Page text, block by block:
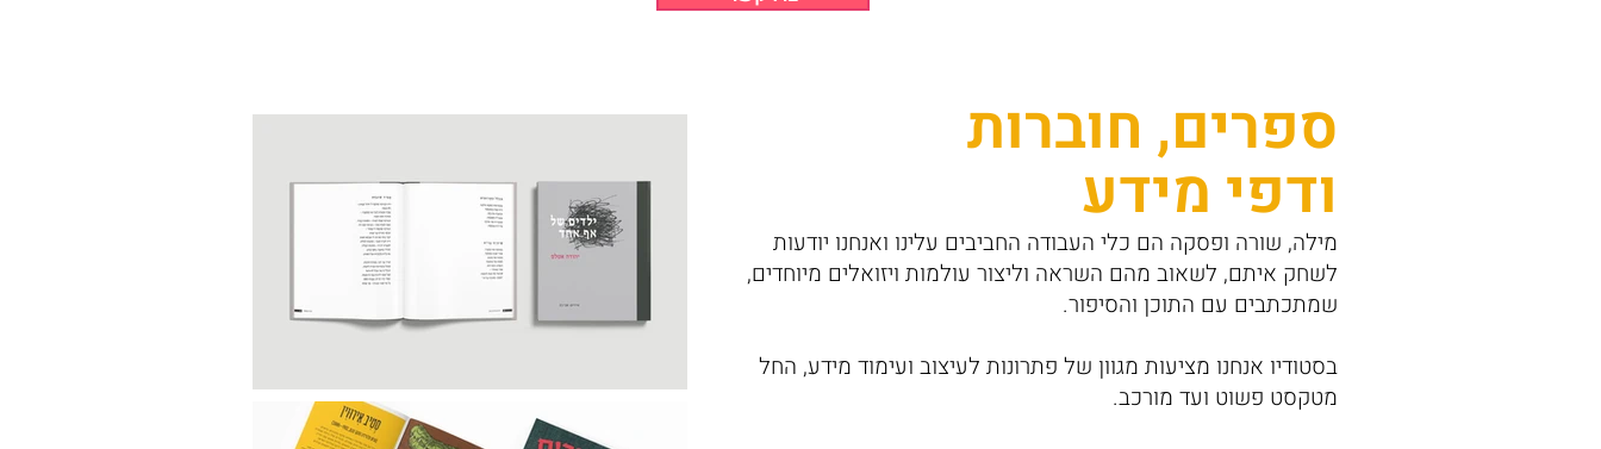
ספרים, חוברות
ודפי מידע
מילה, שורה ופסקה הם כלי העבודה החביבים עלינו ואנחנו יודעות
לשחק איתם, לשאוב מהם השראה וליצור עולמות ויזואלים מיוחדים,
שמתכתבים עם התוכן והסיפור.
בסטודיו אנחנו מציעות מגוון של פתרונות לעיצוב ועימוד מידע, החל
מטקסט פשוט ועד מורכב.